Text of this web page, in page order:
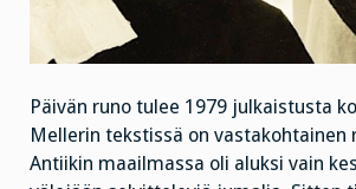
Päivän runo tulee 1979 julkaistusta
Mellerin tekstissä on vastakohtainen
Antiikin maailmassa oli aluksi vain